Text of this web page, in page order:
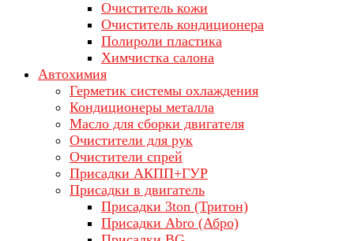
Очиститель кожи
Очиститель кондиционера
Полироли пластика
Химчистка салона
Автохимия
Герметик системы охлаждения
Кондиционеры металла
Масло для сборки двигателя
Очистители для рук
Очистители спрей
Присадки АКПП+ГУР
Присадки в двигатель
Присадки 3ton (Тритон)
Присадки Abro (Абро)